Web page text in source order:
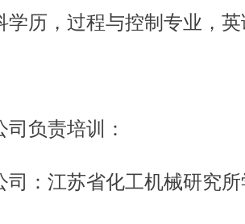
学历，过程与控制专业，
负责培训：
司：江苏省化工机械研究